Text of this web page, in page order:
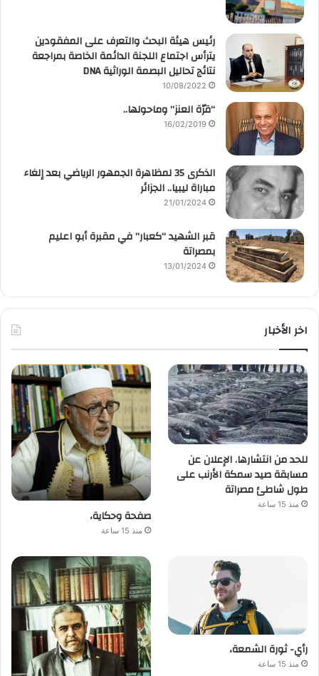
رئيس هيئة البحث والتعرف على المفقودين
يترأس اجتماع اللجنة الدائمة الخاصة بمراجعة
نتائج تحاليل البصمة الوراثية DNA
10/08/2022
“قرّة العنز” وماحولها..
16/02/2019
الذكرى 35 لمظاهرة الجمهور الرياضي بعد إلغاء
مباراة ليبيا.. الجزائر
21/01/2024
قبر الشهيد “كعبار” في مقبرة أبو اعليم
بمصراتة
13/01/2024
اخر الأخبار
للحد من انتشارها. الإعلان عن
مسابقة صيد سمكة الأرنب على
طول شاطئ مصراتة
منذ 15 ساعة
صفحة وحكاية،
منذ 15 ساعة
رأي- ثورة الشمعة،
منذ 15 ساعة